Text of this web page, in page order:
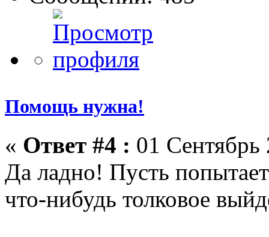
Помощь нужна!
« Ответ #4 : 01
Да ладно! Пусть
что-нибудь толковое